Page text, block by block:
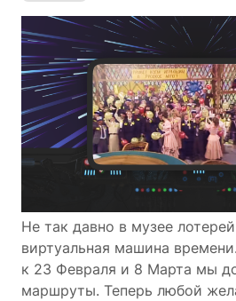
Не так давно в музее
виртуальная машина
к 23 Февраля и 8 Марта мы
маршруты. Теперь любой